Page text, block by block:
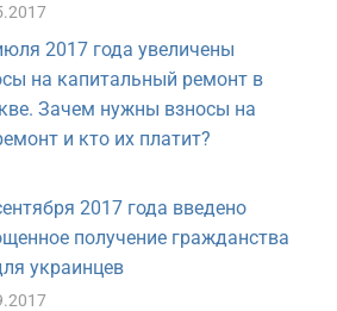
2017 года увеличены
на капитальный ремонт в
Зачем нужны взносы на
и кто их платит?
2017 года введено
получение гражданства
украинцев